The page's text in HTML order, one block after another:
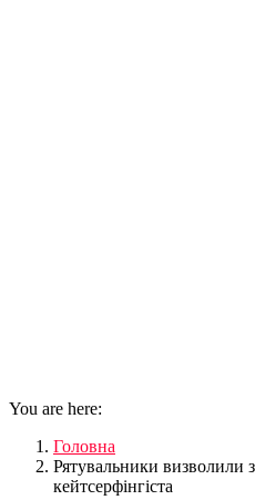
You are here:
Головна
Рятувальники визволили
кейтсерфінгіста